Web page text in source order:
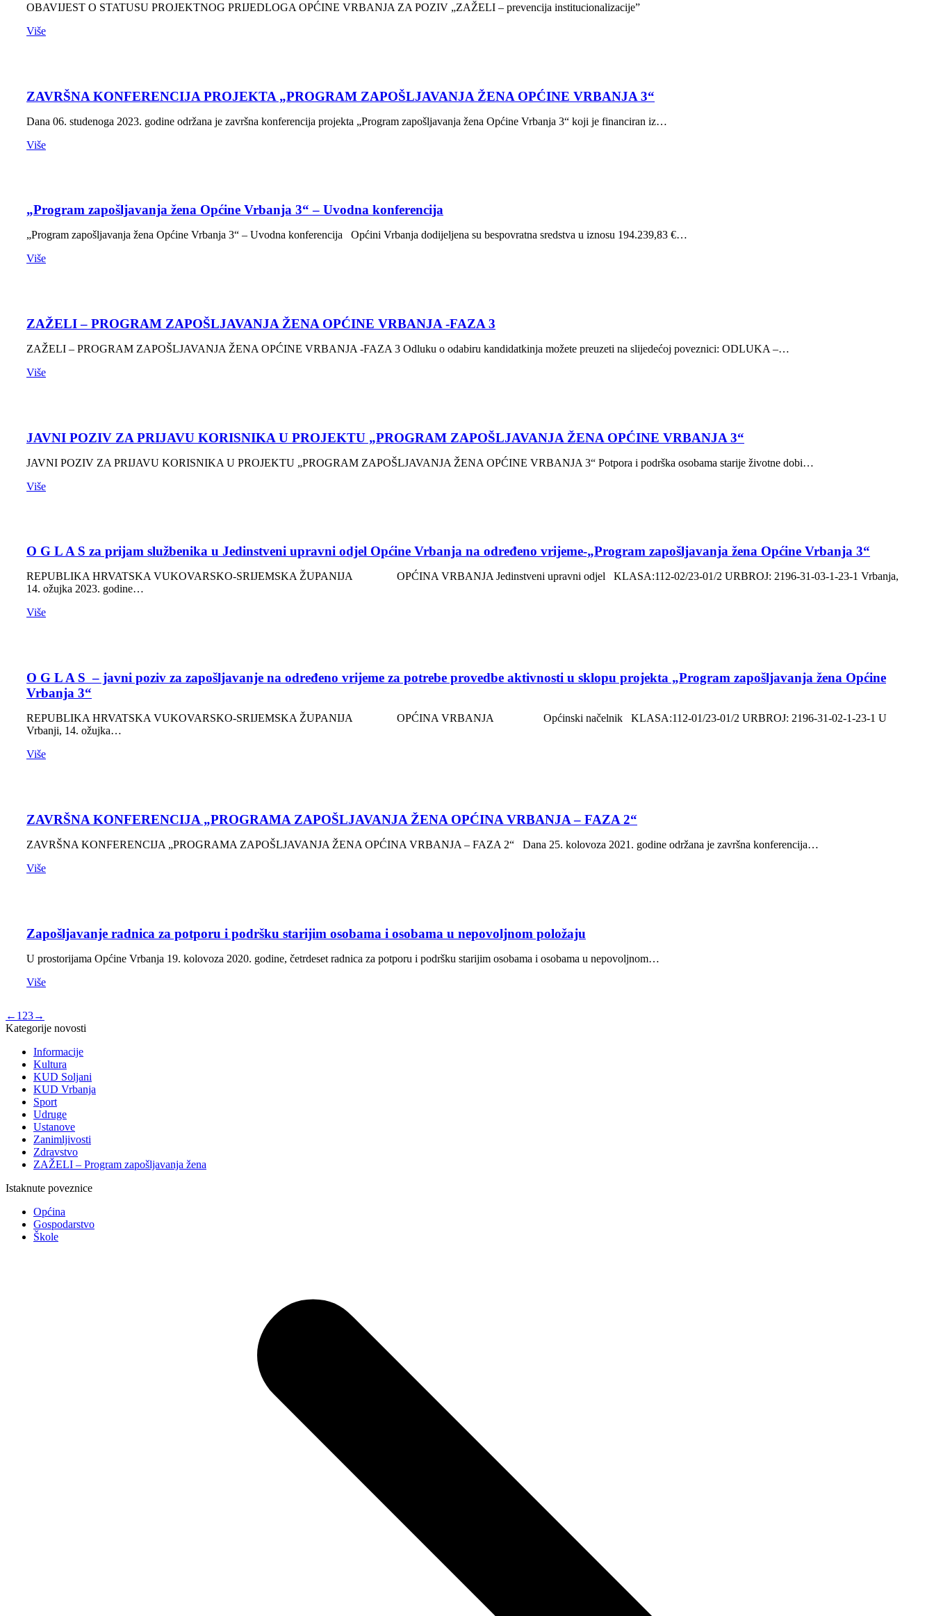
OBAVIJEST O STATUSU PROJEKTNOG PRIJEDLOGA OPĆINE VRBANJA ZA POZIV „ZAŽELI – prevencija institucionalizacije”
Više
ZAVRŠNA KONFERENCIJA PROJEKTA „PROGRAM ZAPOŠLJAVANJA ŽENA OPĆINE VRBANJA 3“
Dana 06. studenoga 2023. godine održana je završna konferencija projekta „Program zapošljavanja žena Općine Vrbanja 3“ koji je financiran iz…
Više
„Program zapošljavanja žena Općine Vrbanja 3“ – Uvodna konferencija
„Program zapošljavanja žena Općine Vrbanja 3“ – Uvodna konferencija Općini Vrbanja dodijeljena su bespovratna sredstva u iznosu 194.239,83 €…
Više
ZAŽELI – PROGRAM ZAPOŠLJAVANJA ŽENA OPĆINE VRBANJA -FAZA 3
ZAŽELI – PROGRAM ZAPOŠLJAVANJA ŽENA OPĆINE VRBANJA -FAZA 3 Odluku o odabiru kandidatkinja možete preuzeti na slijedećoj poveznici: ODLUKA –…
Više
JAVNI POZIV ZA PRIJAVU KORISNIKA U PROJEKTU „PROGRAM ZAPOŠLJAVANJA ŽENA OPĆINE VRBANJA 3“
JAVNI POZIV ZA PRIJAVU KORISNIKA U PROJEKTU „PROGRAM ZAPOŠLJAVANJA ŽENA OPĆINE VRBANJA 3“ Potpora i podrška osobama starije životne dobi…
Više
O G L A S za prijam službenika u Jedinstveni upravni odjel Općine Vrbanja na određeno vrijeme-„Program zapošljavanja žena Općine Vrbanja 3“
REPUBLIKA HRVATSKA VUKOVARSKO-SRIJEMSKA ŽUPANIJA OPĆINA VRBANJA Jedinstveni upravni odjel KLASA:112-02/23-01/2 URBROJ: 2196-31-03-1-23-1 Vrbanja,
14. ožujka 2023. godine…
Više
O G L A S – javni poziv za zapošljavanje na određeno vrijeme za potrebe provedbe aktivnosti u sklopu projekta „Program zapošljavanja žena Općine
Vrbanja 3“
REPUBLIKA HRVATSKA VUKOVARSKO-SRIJEMSKA ŽUPANIJA OPĆINA VRBANJA Općinski načelnik KLASA:112-01/23-01/2 URBROJ: 2196-31-02-1-23-1 U
Vrbanji, 14. ožujka…
Više
ZAVRŠNA KONFERENCIJA „PROGRAMA ZAPOŠLJAVANJA ŽENA OPĆINA VRBANJA – FAZA 2“
ZAVRŠNA KONFERENCIJA „PROGRAMA ZAPOŠLJAVANJA ŽENA OPĆINA VRBANJA – FAZA 2“ Dana 25. kolovoza 2021. godine održana je završna konferencija…
Više
Zapošljavanje radnica za potporu i podršku starijim osobama i osobama u nepovoljnom položaju
U prostorijama Općine Vrbanja 19. kolovoza 2020. godine, četrdeset radnica za potporu i podršku starijim osobama i osobama u nepovoljnom…
Više
← 1 23→
Kategorije novosti
Informacije
Kultura
KUD Soljani
KUD Vrbanja
Sport
Udruge
Ustanove
Zanimljivosti
Zdravstvo
ZAŽELI – Program zapošljavanja žena
Istaknute poveznice
Općina
Gospodarstvo
Škole